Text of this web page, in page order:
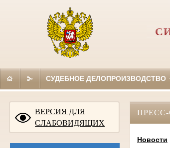
СУДЕБНОЕ ДЕЛОПРОИЗВОДСТВО
ВЕРСИЯ ДЛЯ
СЛАБОВИДЯЩИХ
Новости